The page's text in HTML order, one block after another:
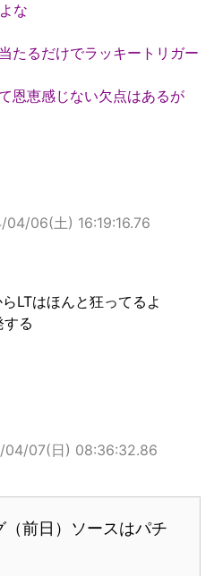
な
たるだけでラッキートリガー
恩恵感じない欠点はあるが
04/06(土) 16:19:16.76
LTはほんと狂ってるよ
る
04/07(日) 08:36:32.86
前日）ソースはパチ